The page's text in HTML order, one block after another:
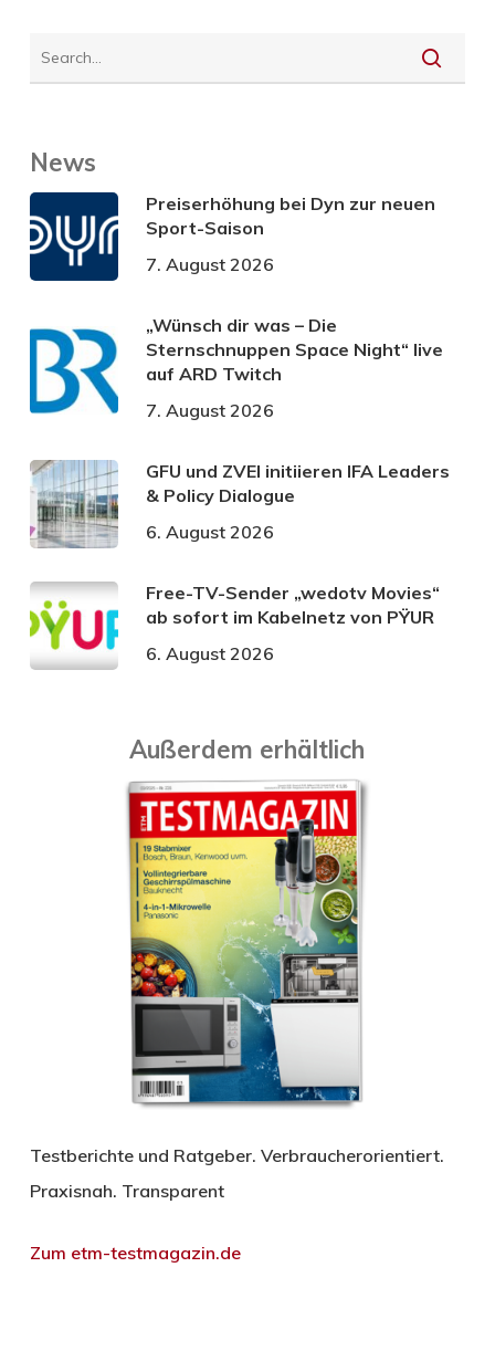
News
Preiserhöhung bei Dyn zur neuen
Sport-Saison
7. August 2026
„Wünsch dir was – Die
Sternschnuppen Space Night“ live
auf ARD Twitch
7. August 2026
GFU und ZVEI initiieren IFA Leaders
& Policy Dialogue
6. August 2026
Free-TV-Sender „wedotv Movies“
ab sofort im Kabelnetz von PŸUR
6. August 2026
Außerdem erhältlich
Testberichte und Ratgeber. Verbraucherorientiert.
Praxisnah. Transparent
Zum etm-testmagazin.de